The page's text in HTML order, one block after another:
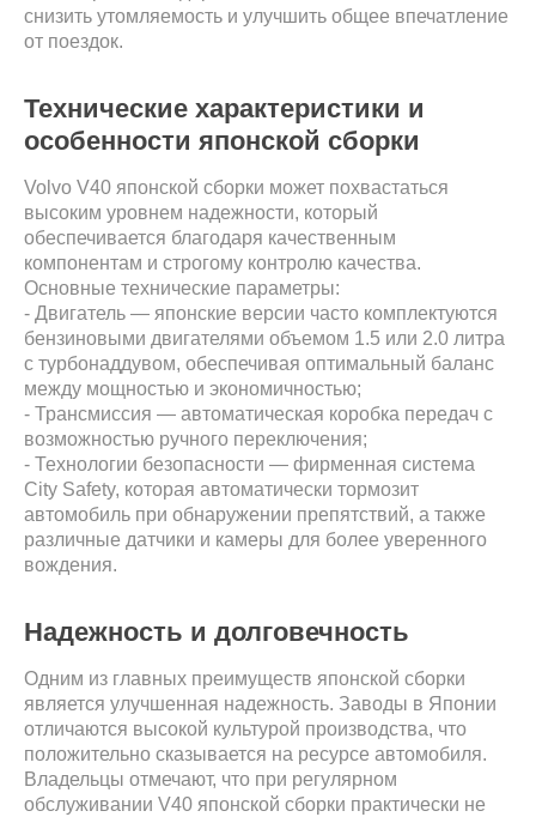
снизить утомляемость и улучшить общее впечатление
от поездок.
Технические характеристики и
особенности японской сборки
Volvo V40 японской сборки может похвастаться
высоким уровнем надежности, который
обеспечивается благодаря качественным
компонентам и строгому контролю качества.
Основные технические параметры:
- Двигатель — японские версии часто комплектуются
бензиновыми двигателями объемом 1.5 или 2.0 литра
с турбонаддувом, обеспечивая оптимальный баланс
между мощностью и экономичностью;
- Трансмиссия — автоматическая коробка передач с
возможностью ручного переключения;
- Технологии безопасности — фирменная система
City Safety, которая автоматически тормозит
автомобиль при обнаружении препятствий, а также
различные датчики и камеры для более уверенного
вождения.
Надежность и долговечность
Одним из главных преимуществ японской сборки
является улучшенная надежность. Заводы в Японии
отличаются высокой культурой производства, что
положительно сказывается на ресурсе автомобиля.
Владельцы отмечают, что при регулярном
обслуживании V40 японской сборки практически не